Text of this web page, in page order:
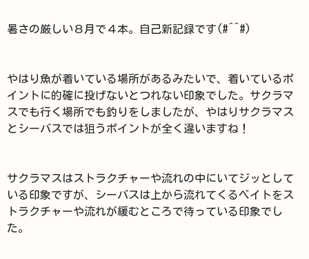
暑さの厳しい８月で４本。自己新記録です(#^^#)
やはり魚が着いている場所があるみたいで、着いているポ
イントに的確に投げないとつれない印象でした。サクラマ
スでも行く場所でも釣りをしましたが、やはりサクラマス
とシーバスでは狙うポイントが全く違いますね！
サクラマスはストラクチャーや流れの中にいてジッとして
いる印象ですが、シーバスは上から流れてくるベイトをス
トラクチャーや流れが緩むところで待っている印象でし
た。